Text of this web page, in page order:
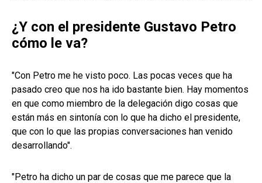
¿Y con el presidente Gustavo Petro
cómo le va?
"Con Petro me he visto poco. Las pocas veces que ha
pasado creo que nos ha ido bastante bien. Hay momentos
en que como miembro de la delegación digo cosas que
están más en sintonía con lo que ha dicho el presidente,
que con lo que las propias conversaciones han venido
desarrollando".
"Petro ha dicho un par de cosas que me parece que la